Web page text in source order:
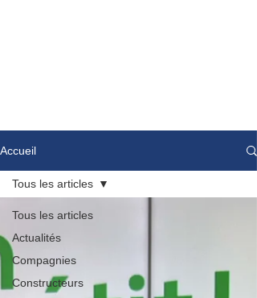
Accueil
Tous les articles
Actualités
Compagnies
Constructeurs
Tous les articles